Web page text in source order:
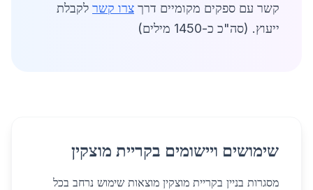
קשר עם ספקים מקומיים דרך צרו קשר לקבלת
ייעוץ. (סה"כ כ-1450 מילים)
שימושים ויישומים בקריית מוצקין
מסגרות בניין בקריית מוצקין מוצאות שימוש נרחב בכל